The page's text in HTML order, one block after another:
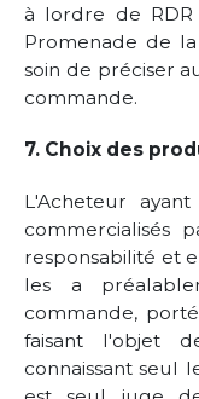
à lordre de RDR
Promenade de
soin de préciser
commande.
7. Choix des
L'Acheteur
commercialisés
responsabilité et
les a
commande,
faisant l'objet
connaissant seul